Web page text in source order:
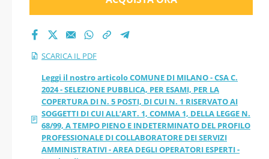
SOGGETTI DI CUI
ALL’ART. 1, COMMA
1, DELLA LEGGE N.
68/99, A TEMPO
PIENO E
DELLA LEGGE N. 68/99, A
TEMPO PIENO E
INDETERMINATO DEL
PROFILO PROFESSIONALE
DI COLLABORATORE DEI
SERVIZI AMMINISTRATIVI -
SCARICA IL PDF
Leggi il nostro articolo COMUNE DI MILANO - CSA C.
2024 - SELEZIONE PUBBLICA, PER ESAMI, PER LA
COPERTURA DI N. 5 POSTI, DI CUI N. 1 RISERVATO AI
SOGGETTI DI CUI ALL’ART. 1, COMMA 1, DELLA LEGGE N.
68/99, A TEMPO PIENO E INDETERMINATO DEL PROFILO
PROFESSIONALE DI COLLABORATORE DEI SERVIZI
AMMINISTRATIVI - AREA DEGLI OPERATORI ESPERTI -